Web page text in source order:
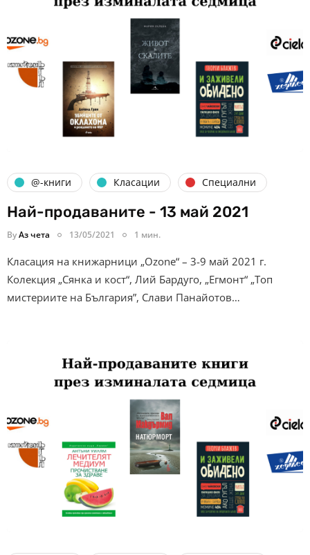
@-книги Класации Специални
Най-продаваните - 13 май 2021
ByАз чета 13/05/2021 1 мин.
Класация на книжарници „Ozone“ – 3-9 май 2021 г.
Колекция „Сянка и кост“, Лий Бардуго, „Егмонт“ „Топ
мистериите на България”, Слави Панайотов…